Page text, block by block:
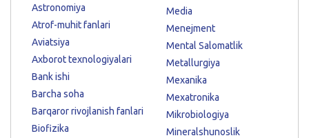
Astronomiya
Atrof-muhit fanlari
Aviatsiya
Axborot texnologiyalari
Bank ishi
Barcha soha
Barqaror rivojlanish fanlari
Biofizika
Media
Menejment
Mental Salomatlik
Metallurgiya
Mexanika
Mexatronika
Mikrobiologiya
Mineralshunoslik